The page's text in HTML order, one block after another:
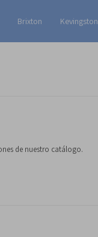
Brixton Kevingston
de nuestro catálogo.